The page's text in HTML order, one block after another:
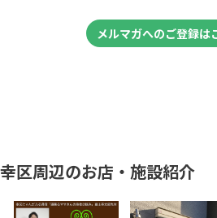
メルマガへのご登録は
幸区周辺のお店・施設紹介